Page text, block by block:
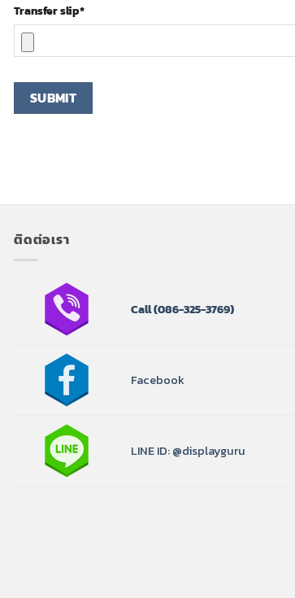
Transfer slip*
SUBMIT
ติดต่อเรา
Call(086-325-3769)
Facebook
LINE ID: @displayguru